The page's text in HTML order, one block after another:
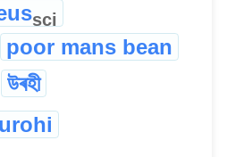
sci
poor mans bean
উৰহী
urohi